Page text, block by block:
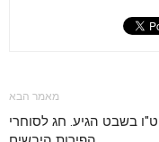
מאמר הבא
ט"ו בשבט הגיע. חג לסוחרי